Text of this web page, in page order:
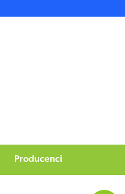
Producenci